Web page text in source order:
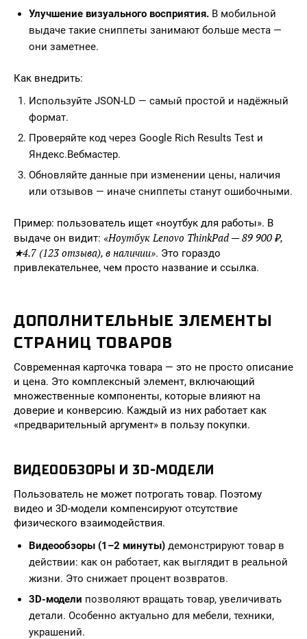
Улучшение визуального восприятия. В мобильной
выдаче такие сниппеты занимают больше места —
они заметнее.
Как внедрить:
Используйте JSON-LD — самый простой и надёжный
формат.
Проверяйте код через Google Rich Results Test и
Яндекс.Вебмастер.
Обновляйте данные при изменении цены, наличия
или отзывов — иначе сниппеты станут ошибочными.
Пример: пользователь ищет «ноутбук для работы». В
выдаче он видит: «Ноутбук Lenovo ThinkPad — 89 900 ₽,
★4.7 (123 отзыва), в наличии». Это гораздо
привлекательнее, чем просто название и ссылка.
ДОПОЛНИТЕЛЬНЫЕ ЭЛЕМЕНТЫ
СТРАНИЦ ТОВАРОВ
Современная карточка товара — это не просто описание
и цена. Это комплексный элемент, включающий
множественные компоненты, которые влияют на
доверие и конверсию. Каждый из них работает как
«предварительный аргумент» в пользу покупки.
ВИДЕООБЗОРЫ И 3D-МОДЕЛИ
Пользователь не может потрогать товар. Поэтому
видео и 3D-модели компенсируют отсутствие
физического взаимодействия.
Видеообзоры (1–2 минуты) демонстрируют товар в
действии: как он работает, как выглядит в реальной
жизни. Это снижает процент возвратов.
3D-модели позволяют вращать товар, увеличивать
детали. Особенно актуально для мебели, техники,
украшений.